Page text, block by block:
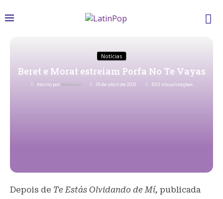
Notícias
Beret e Morat estreiam Porfa No Te Vayas
Escrito por Redacao 15 de abril de 2021 533 Visualizações
Depois de Te Estás Olvidando de Mí, publicada